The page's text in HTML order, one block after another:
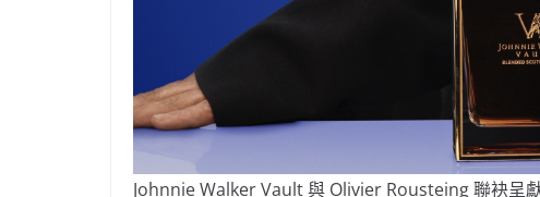
Johnnie Walker Vault 與 Olivier Rousteing 聯袂